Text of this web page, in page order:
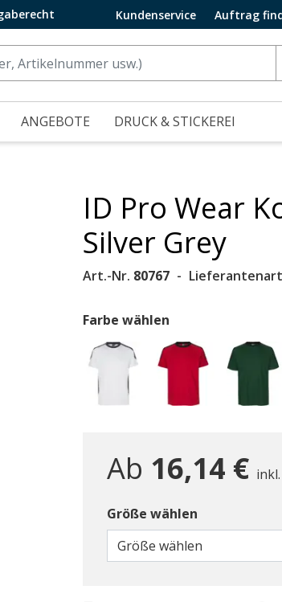
Kundenservice Auftrag
ANGEBOTE DRUCK & STICKEREI
ID Pro Wear
Silver Grey
Art.-Nr. 80767
Farbe wählen
Ab 16,14 €
Größe wählen
Größe wählen